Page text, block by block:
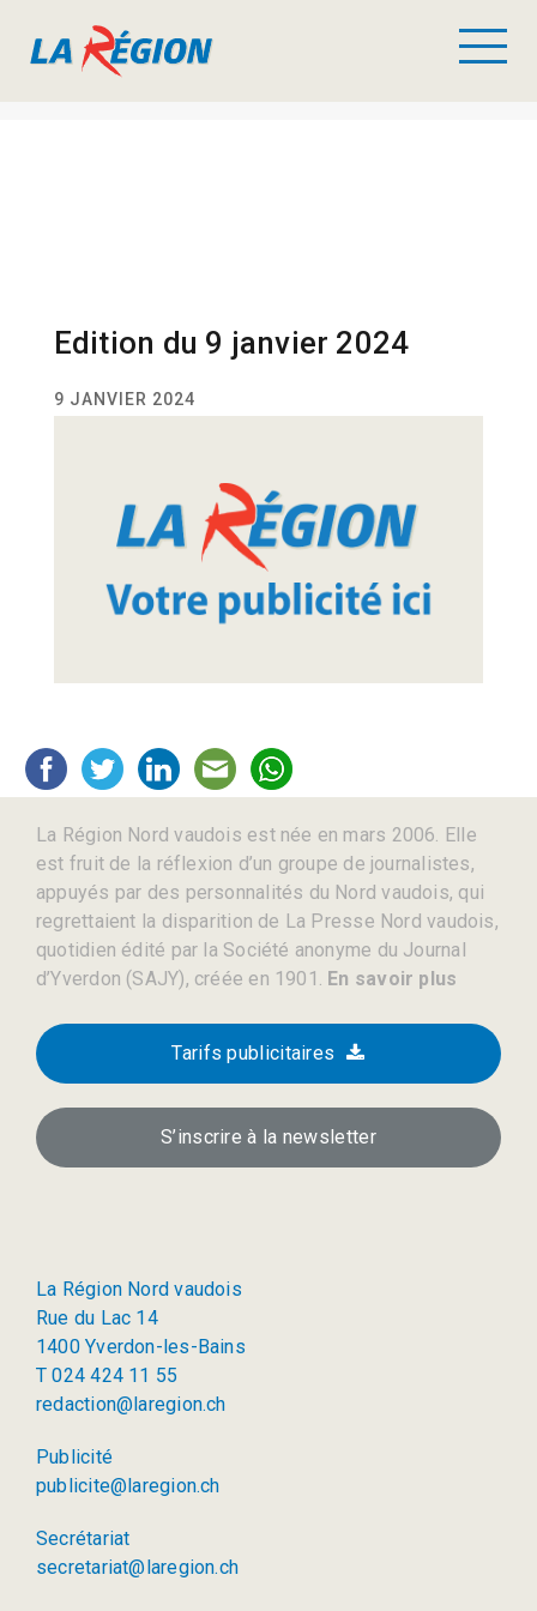
Edition du 9 janvier 2024
9 JANVIER 2024
La Région Nord vaudois est née en mars 2006. Elle
est fruit de la réflexion d’un groupe de journalistes,
appuyés par des personnalités du Nord vaudois, qui
regrettaient la disparition de La Presse Nord vaudois,
quotidien édité par la Société anonyme du Journal
d’Yverdon (SAJY), créée en 1901. En savoir plus
Tarifs publicitaires
S’inscrire à la newsletter
La Région Nord vaudois
Rue du Lac 14
1400 Yverdon-les-Bains
T 024 424 11 55
redaction@laregion.ch
Publicité
publicite@laregion.ch
Secrétariat
secretariat@laregion.ch